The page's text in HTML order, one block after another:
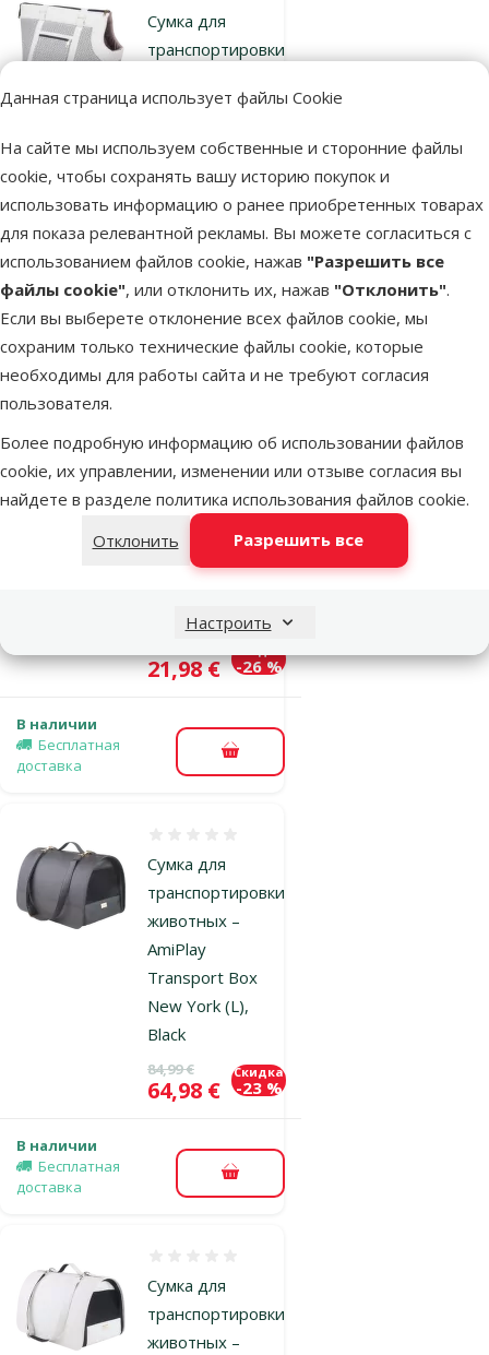
Данная страница использует файлы Cookie
На сайте мы используем собственные и сторонние файлы
cookie, чтобы сохранять вашу историю покупок и
использовать информацию о ранее приобретенных товарах
для показа релевантной рекламы. Вы можете согласиться с
использованием файлов cookie, нажав "Разрешить все
файлы cookie", или отклонить их, нажав "Отклонить".
Если вы выберете отклонение всех файлов cookie, мы
сохраним только технические файлы cookie, которые
необходимы для работы сайта и не требуют согласия
пользователя.
Более подробную информацию об использовании файлов
cookie, их управлении, изменении или отзыве согласия вы
найдете в разделе политика использования файлов cookie.
Отклонить
Разрешить все
Настроить
Сумка для
транспортировки
AmiPlay Pet
Morgan (L),
White, 42 x 26 x
30 см
Исходная цена
59,99 €
Цена
44,98 €
Скидка
-25 %
В наличии
Бесплатная
доставка
Сумка для
транспортировки
– AmiPlay Pet
Carrier Bag Basic
Оценка 0%
Цена
21,98 € -26 %
В наличии
Бесплатная
доставка
В корзину
Сумка для
транспортировки
животных –
AmiPlay
Transport Box
New York (L),
Black
Исходная цена
84,99 €
Цена
64,98 €
Скидка
-23 %
В наличии
Бесплатная
доставка
В корзину
Сумка для
транспортировки
животных –